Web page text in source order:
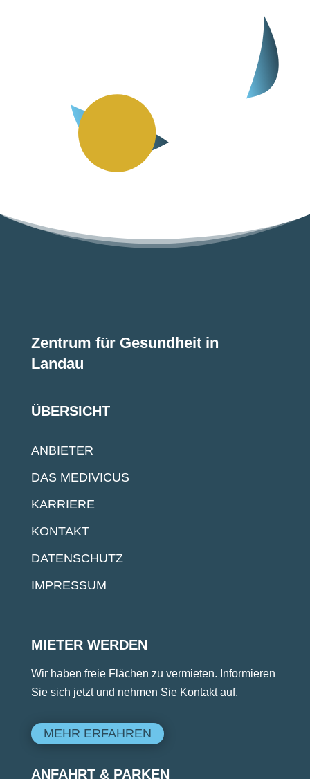
Zentrum für Gesundheit in
Landau
ÜBERSICHT
ANBIETER
DAS MEDIVICUS
KARRIERE
KONTAKT
DATENSCHUTZ
IMPRESSUM
MIETER WERDEN
Wir haben freie Flächen zu vermieten. Informieren
Sie sich jetzt und nehmen Sie Kontakt auf.
MEHR ERFAHREN
ANFAHRT & PARKEN